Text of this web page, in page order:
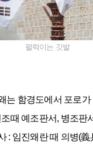
펄럭이는 깃발
는 함경도에서 포로
때 예조판서, 병조판
: 임진왜란 때 의병(